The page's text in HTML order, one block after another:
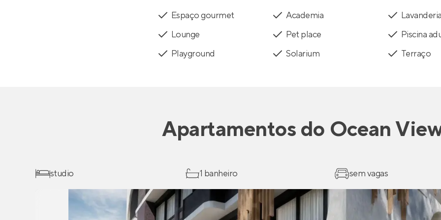
Espaço gourmet Academia
Lounge
Pet place
Piscina
Playground
Solarium Terraço
Apartamentos do Ocean
studio 1 banheiro sem vagas